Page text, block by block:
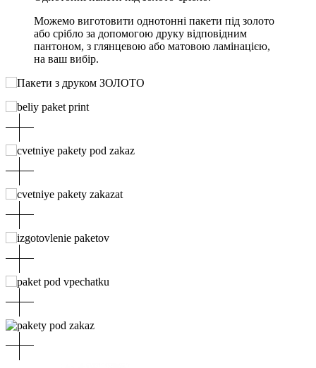
Можемо виготовити однотонні пакети під золото
або срібло за допомогою друку відповідним
пантоном, з глянцевою або матовою ламінацією,
на ваш вибір.